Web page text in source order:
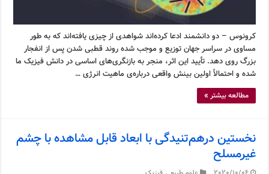
کرونوس – دو دانشمند ادعا کرده‌اند شواهدی از چیزی یافته‌اند که به طور
مساوی در سراسر جهان توزیع و موجب شده روند قطبی شدن پس از انفجار
بزرگ روی دهد. تأیید این اثر، منجر به بازنگری‌های اساسی در دانش فیزیک ما
شده و احتمالاً اولین بینش واقعی درباره‌ی ماهیت انرژی …
مطالعه بیشتر »
نخستین درهم‌تنیدگی با ابعاد قابل مشاهده با چشم
غیرمسلح